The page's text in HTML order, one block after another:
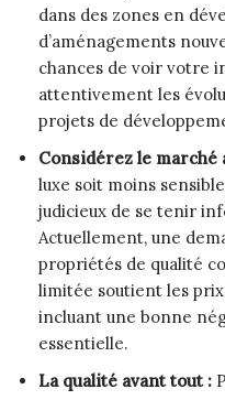
dans des zones en
d’aménagements
chances de voir votre
attentivement les
projets de
Considérez le marché
luxe soit moins
judicieux de se tenir
Actuellement, une
propriétés de qualité
limitée soutient les
incluant une bonne
essentielle.
La qualité avant tout :